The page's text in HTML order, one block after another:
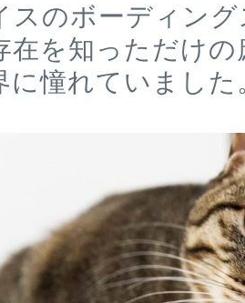
スのボーディン
在を知っただけ
に憧れていました